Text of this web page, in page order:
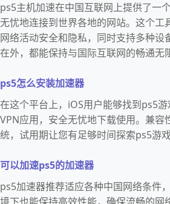
ps5主机加速在中国互联网上提供了一
无忧地连接到世界各地的网站。这个工
网络活动安全和隐私，同时支持多种设
在外，都能保持与国际互联网的畅通无
ps5怎么安装加速器
在这个平台上，iOS用户能够找到ps5
VPN应用，安全无忧地下载使用。兼容
统，试用期让您有足够时间探索ps5游
可以加速ps5的加速器
ps5加速器推荐适应各种中国网络条件